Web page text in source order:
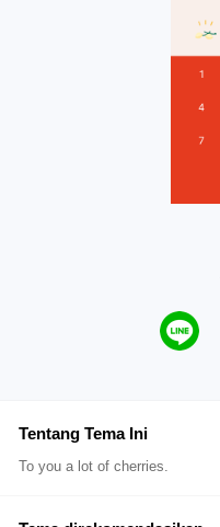
Tentang Tema Ini
To you a lot of cherries.